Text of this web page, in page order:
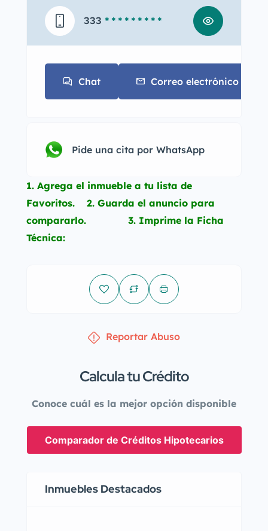
333 * * * * * * * * *
Chat Correo electrónico
Pide una cita por WhatsApp
1. Agrega el inmueble a tu lista de
Favoritos. 2. Guarda el anuncio para
compararlo. 3. Imprime la Ficha
Técnica:
Reportar Abuso
Calcula tu Crédito
Conoce cuál es la mejor opción disponible
Comparador de Créditos Hipotecarios
Inmuebles Destacados